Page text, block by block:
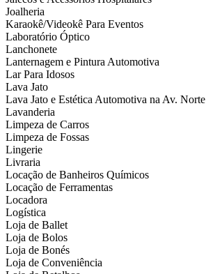
Joalheria
Karaokê/Videokê Para Eventos
Laboratório Óptico
Lanchonete
Lanternagem e Pintura Automotiva
Lar Para Idosos
Lava Jato
Lava Jato e Estética Automotiva na Av. Norte
Lavanderia
Limpeza de Carros
Limpeza de Fossas
Lingerie
Livraria
Locação de Banheiros Químicos
Locação de Ferramentas
Locadora
Logística
Loja de Ballet
Loja de Bolos
Loja de Bonés
Loja de Conveniência